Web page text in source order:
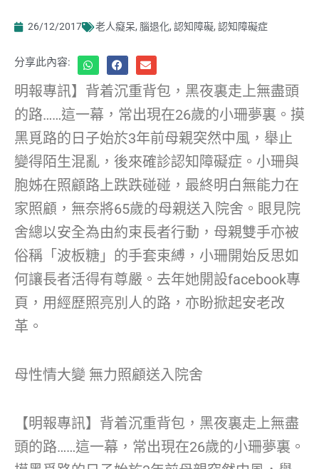
26/12/2017 老人癡呆, 腦退化, 認知障礙, 認知障礙症
分享此內容:
明報專訊】背着沉重背包，黑夜裏走上無盡頭
的路……這一幕，常出現在26歲的小珊夢裏。摸
黑覓路的日子始於3年前母親突然中風，舉止
變得陌生混亂，後來確診認知障礙症。小珊與
胞姊在照顧路上跌跌碰碰，最終明白無能力在
家照顧，無奈將65歲的母親送入院舍。眼見院
舍總以安全為由約束長者行動，母親雙手亦被
俗稱「波板糖」的手套束縛，小珊開始反思如
何讓長者活得有尊嚴。去年她開設facebook專
頁，用經歷照亮別人的路，亦盼掀起安老改
革。
母性情大變 無力照顧送入院舍
【明報專訊】背着沉重背包，黑夜裏走上無盡
頭的路……這一幕，常出現在26歲的小珊夢裏。